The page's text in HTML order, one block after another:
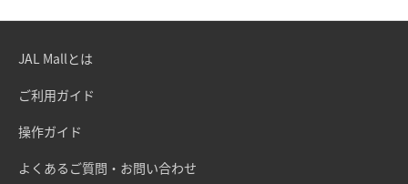
JAL Mallとは
ご利用ガイド
操作ガイド
よくあるご質問・お問い合わせ